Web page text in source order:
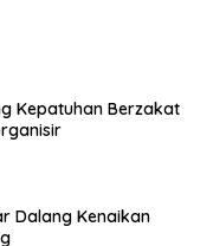
Kepatuhan Berzakat
Dalang Kenaikan